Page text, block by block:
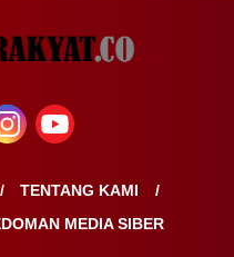
TENTANG KAMI
MEDIA SIBER